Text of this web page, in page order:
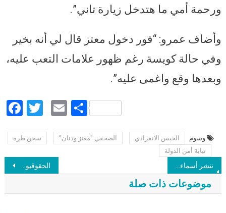
ورحمة أمي ما هتدخل زيارة تاني”.
وأضاف عمرو: “فور دخول معتز قال لي أنه بخير
وفي حالة كويسة رغم ظهور علامات التعب عليه،
وبعدها وقع واغمى عليه”.
Facebook
Twitter
EmailShare
وسوم الحبس الانفرادي الصحفي "معتز ودنان"
سجن طرة
نيابة أمن الدولة
Post navigation
الحقوقيون السعوديون وليد أبو الخير وعبد الله الحامد ومحمد القحطاني يفوزون بجائزة نوبل البديلة لعام 2018
موضوعات ذات صلة